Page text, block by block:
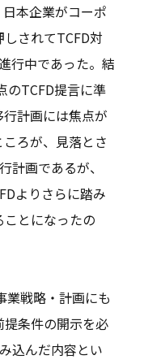
本企業がコーポ
されてTCFD対
行中であった。結
のTCFD提言に準
計画には焦点が
ろが、見落とさ
計画であるが、
よりさらに踏み
とになったの
業戦略・計画にも
条件の開示を必
込んだ内容とい